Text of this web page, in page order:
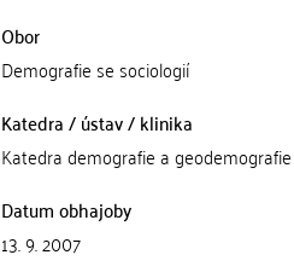
Obor
Demografie se sociologií
Katedra / ústav / klinika
Katedra demografie a geodemografie
Datum obhajoby
13. 9. 2007